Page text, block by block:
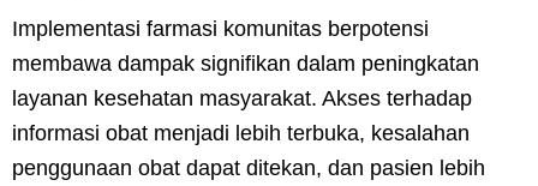
Implementasi farmasi komunitas berpotensi
membawa dampak signifikan dalam peningkatan
layanan kesehatan masyarakat. Akses terhadap
informasi obat menjadi lebih terbuka, kesalahan
penggunaan obat dapat ditekan, dan pasien lebih